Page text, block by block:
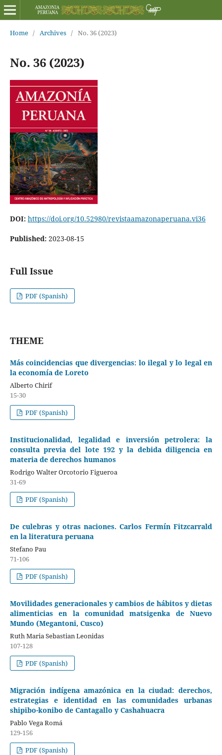
Home / Archives / No. 36 (2023)
No. 36 (2023)
DOI: https://doi.org/10.52980/revistaamazonaperuana.vi36
Published: 2023-08-15
Full Issue
PDF (Spanish)
THEME
Más coincidencias que divergencias: lo ilegal y lo legal en
la economía de Loreto
Alberto Chirif
15-30
PDF (Spanish)
Institucionalidad, legalidad e inversión petrolera: la
consulta previa del lote 192 y la debida diligencia en
materia de derechos humanos
Rodrigo Walter Orcotorio Figueroa
31-69
PDF (Spanish)
De culebras y otras naciones. Carlos Fermín Fitzcarrald
en la literatura peruana
Stefano Pau
71-106
PDF (Spanish)
Movilidades generacionales y cambios de hábitos y dietas
alimenticias en la comunidad matsigenka de Nuevo
Mundo (Megantoni, Cusco)
Ruth Maria Sebastian Leonidas
107-128
PDF (Spanish)
Migración indígena amazónica en la ciudad: derechos,
estrategias e identidad en las comunidades urbanas
shipibo-konibo de Cantagallo y Cashahuacra
Pablo Vega Romá
129-156
PDF (Spanish)